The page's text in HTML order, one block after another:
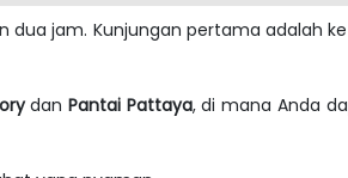
dua jam. Kunjungan pertama adalah ke
danPantai Pattaya, di mana Anda